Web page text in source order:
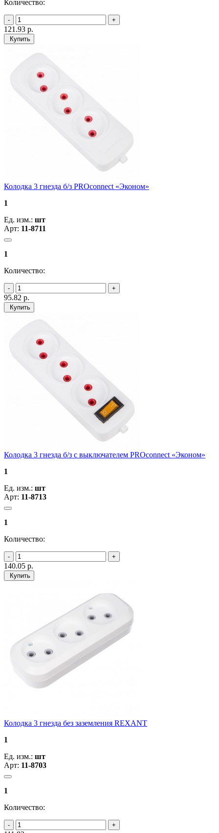
Количество:
121.93 р.
Купить
Колодка 3 гнезда б/з PROconnect «Эконом»
1
Ед. изм.: шт
Арт: 11-8711
1
Количество:
95.82 р.
Купить
Колодка 3 гнезда б/з с выключателем PROconnect «Эконом»
1
Ед. изм.: шт
Арт: 11-8713
1
Количество:
140.05 р.
Купить
Колодка 3 гнезда без заземления REXANT
1
Ед. изм.: шт
Арт: 11-8703
1
Количество: